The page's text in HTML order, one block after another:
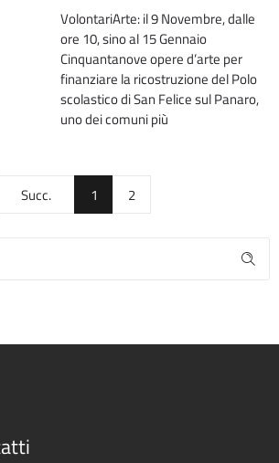
VolontariArte: il 9 Novembre, dalle
ore 10, sino al 15 Gennaio
Cinquantanove opere d’arte per
finanziare la ricostruzione del Polo
scolastico di San Felice sul Panaro,
uno dei comuni più
Succ. 1 2